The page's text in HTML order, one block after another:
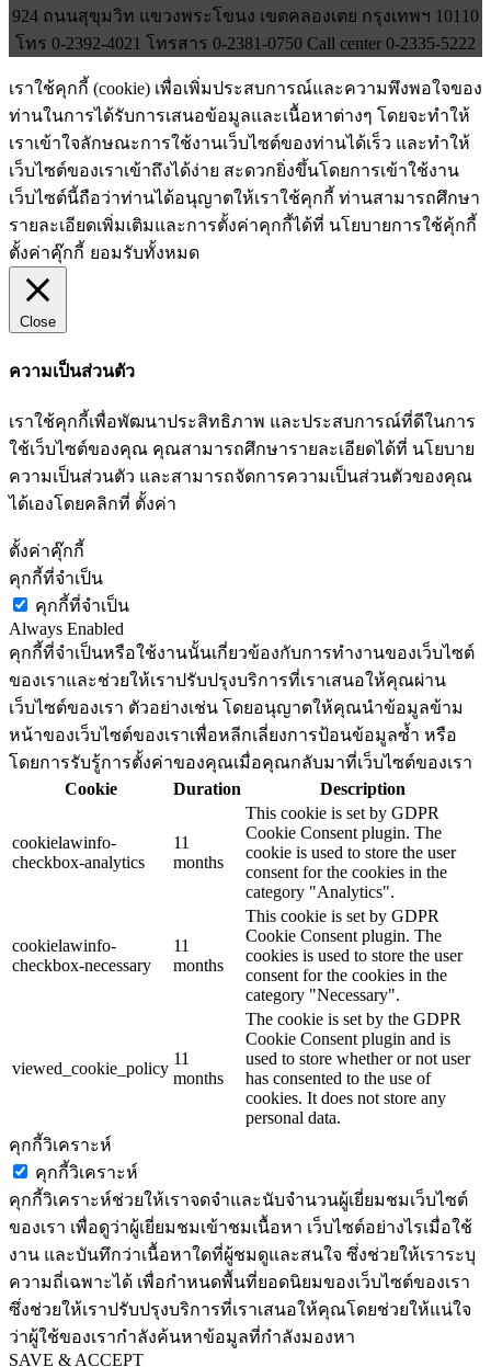
924 ถนนสุขุมวิท แขวงพระโขนง เขตคลองเตย กรุงเทพฯ 10110
โทร 0-2392-4021 โทรสาร 0-2381-0750 Call center 0-2335-5222
เราใช้คุกกี้ (cookie) เพื่อเพิ่มประสบการณ์และความพึงพอใจของ
ท่านในการได้รับการเสนอข้อมูลและเนื้อหาต่างๆ โดยจะทำให้
เราเข้าใจลักษณะการใช้งานเว็บไซต์ของท่านได้เร็ว และทำให้
เว็บไซต์ของเราเข้าถึงได้ง่าย สะดวกยิ่งขึ้นโดยการเข้าใช้งาน
เว็บไซต์นี้ถือว่าท่านได้อนุญาตให้เราใช้คุกกี้ ท่านสามารถศึกษา
รายละเอียดเพิ่มเติมและการตั้งค่าคุกกี้ได้ที่ นโยบายการใช้คุ้กกี้
ตั้งค่าคุ๊กกี้ ยอมรับทั้งหมด
Close
ความเป็นส่วนตัว
เราใช้คุกกี้เพื่อพัฒนาประสิทธิภาพ และประสบการณ์ที่ดีในการ
ใช้เว็บไซต์ของคุณ คุณสามารถศึกษารายละเอียดได้ที่ นโยบาย
ความเป็นส่วนตัว และสามารถจัดการความเป็นส่วนตัวของคุณ
ได้เองโดยคลิกที่ ตั้งค่า
ตั้งค่าคุ๊กกี้
คุกกี้ที่จำเป็น
คุกกี้ที่จำเป็น
Always Enabled
คุกกี้ที่จำเป็นหรือใช้งานนั้นเกี่ยวข้องกับการทำงานของเว็บไซต์
ของเราและช่วยให้เราปรับปรุงบริการที่เราเสนอให้คุณผ่าน
เว็บไซต์ของเรา ตัวอย่างเช่น โดยอนุญาตให้คุณนำข้อมูลข้าม
หน้าของเว็บไซต์ของเราเพื่อหลีกเลี่ยงการป้อนข้อมูลซ้ำ หรือ
โดยการรับรู้การตั้งค่าของคุณเมื่อคุณกลับมาที่เว็บไซต์ของเรา
Cookie
Duration Description
cookielawinfo-
checkbox-analytics
11
months
This cookie is set by GDPR
Cookie Consent plugin. The
cookie is used to store the user
consent for the cookies in the
category "Analytics".
cookielawinfo-
checkbox-necessary
11
months
This cookie is set by GDPR
Cookie Consent plugin. The
cookies is used to store the user
consent for the cookies in the
category "Necessary".
viewed_cookie_policy
11
months
The cookie is set by the GDPR
Cookie Consent plugin and is
used to store whether or not user
has consented to the use of
cookies. It does not store any
personal data.
คุกกี้วิเคราะห์
คุกกี้วิเคราะห์
คุกกี้วิเคราะห์ช่วยให้เราจดจำและนับจำนวนผู้เยี่ยมชมเว็บไซต์
ของเรา เพื่อดูว่าผู้เยี่ยมชมเข้าชมเนื้อหา เว็บไซต์อย่างไรเมื่อใช้
งาน และบันทึกว่าเนื้อหาใดที่ผู้ชมดูและสนใจ ซึ่งช่วยให้เราระบุ
ความถี่เฉพาะได้ เพื่อกำหนดพื้นที่ยอดนิยมของเว็บไซต์ของเรา
ซึ่งช่วยให้เราปรับปรุงบริการที่เราเสนอให้คุณโดยช่วยให้แน่ใจ
ว่าผู้ใช้ของเรากำลังค้นหาข้อมูลที่กำลังมองหา
SAVE & ACCEPT